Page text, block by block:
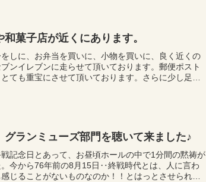
和菓子店が近くにあります。
しに、お弁当を買いに、小物を買いに、良く近くの
ンイレブンに走らせて頂いております。郵便ポスト
ても重宝にさせて頂いております。さらに少し足を
グランミューズ部門を聴いて来ました♪
記念日とあって、お昼頃ホールの中で1分間の黙祷が
今から76年前の8月15日‥終戦時代とは、人に言わ
じることがないものなのか！！とはっとさせられま